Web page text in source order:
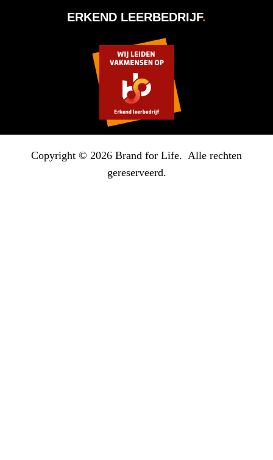
ERKEND LEERBEDRIJF.
Copyright © 2026 Brand for Life. Alle rechten
gereserveerd.